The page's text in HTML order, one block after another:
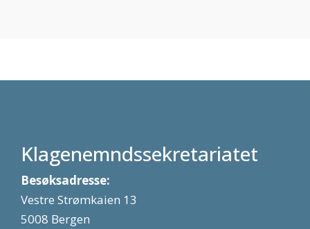
Klagenemndssekretariatet
Besøksadresse:
Vestre Strømkaien 13
5008 Bergen